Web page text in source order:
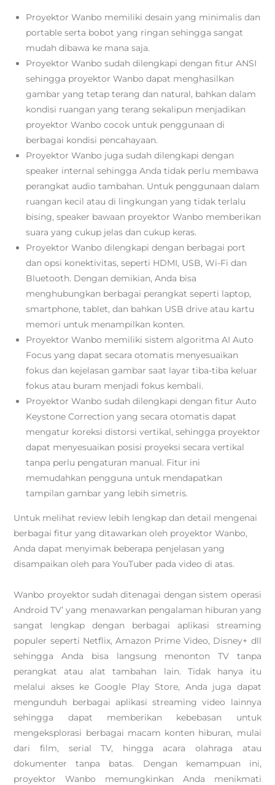
Proyektor Wanbo memiliki desain yang minimalis dan
portable serta bobot yang ringan sehingga sangat
mudah dibawa ke mana saja.
Proyektor Wanbo sudah dilengkapi dengan fitur ANSI
sehingga proyektor Wanbo dapat menghasilkan
gambar yang tetap terang dan natural, bahkan dalam
kondisi ruangan yang terang sekalipun menjadikan
proyektor Wanbo cocok untuk penggunaan di
berbagai kondisi pencahayaan.
Proyektor Wanbo juga sudah dilengkapi dengan
speaker internal sehingga Anda tidak perlu membawa
perangkat audio tambahan. Untuk penggunaan dalam
ruangan kecil atau di lingkungan yang tidak terlalu
bising, speaker bawaan proyektor Wanbo memberikan
suara yang cukup jelas dan cukup keras.
Proyektor Wanbo dilengkapi dengan berbagai port
dan opsi konektivitas, seperti HDMI, USB, Wi-Fi dan
Bluetooth. Dengan demikian, Anda bisa
menghubungkan berbagai perangkat seperti laptop,
smartphone, tablet, dan bahkan USB drive atau kartu
memori untuk menampilkan konten.
Proyektor Wanbo memiliki sistem algoritma AI Auto
Focus yang dapat secara otomatis menyesuaikan
fokus dan kejelasan gambarsaat layar tiba-tiba keluar
fokus atau buram menjadi fokus kembali.
Proyektor Wanbo sudah dilengkapi dengan fitur Auto
Keystone Correction yang secara otomatis dapat
mengatur koreksi distorsi vertikal, sehingga proyektor
dapat menyesuaikan posisi proyeksi secara vertikal
tanpa perlu pengaturan manual. Fitur ini
memudahkan pengguna untuk mendapatkan
tampilan gambar yang lebih simetris.
Untuk melihat review lebih lengkap dan detail mengenai
berbagai fitur yang ditawarkan oleh proyektor Wanbo,
Anda dapat menyimak beberapa penjelasan yang
disampaikan oleh para YouTuber pada video di atas.
Wanbo proyektor sudah ditenagai dengan sistem operasi
Android TV’ yang menawarkan pengalaman hiburan yang
sangat lengkap dengan berbagai aplikasi streaming
populer seperti Netflix, Amazon Prime Video, Disney+ dll
sehingga Anda bisa langsung menonton TV tanpa
perangkat atau alat tambahan lain. Tidak hanya itu
melalui akses ke Google Play Store, Anda juga dapat
mengunduh berbagai aplikasi streaming video lainnya
sehingga dapat memberikan kebebasan untuk
mengeksplorasi berbagai macam konten hiburan, mulai
dari film, serial TV, hingga acara olahraga atau
dokumenter tanpa batas. Dengan kemampuan ini,
proyektor Wanbo memungkinkan Anda menikmati